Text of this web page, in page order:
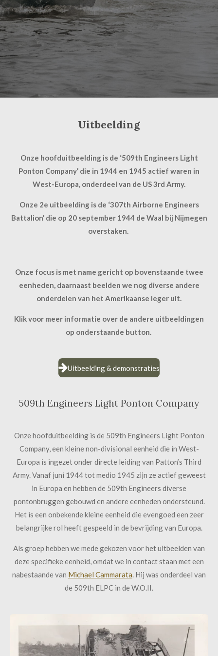
Uitbeelding
Onze hoofduitbeelding is de ‘509th Engineers Light
Ponton Company’ die in 1944 en 1945 actief waren in
West-Europa, onderdeel van de US 3rd Army.
Onze 2e uitbeelding is de ‘307th Airborne Engineers
Battalion’ die op 20 september 1944 de Waal bij Nijmegen
overstaken.
Onze focus is met name gericht op bovenstaande twee
eenheden, daarnaast beelden we nog diverse andere
onderdelen van het Amerikaanse leger uit.
Klik voor meer informatie over de andere uitbeeldingen
op onderstaande button.
Uitbeelding & demonstraties
509th Engineers Light Ponton Company
Onze hoofduitbeelding is de 509th Engineers Light Ponton
Company, een kleine non-divisional eenheid die in West-
Europa is ingezet onder directe leiding van Patton’s Third
Army. Vanaf juni 1944 tot medio 1945 zijn ze actief geweest
in Europa en hebben de 509th Engineers diverse
pontonbruggen gebouwd en andere eenheden ondersteund.
Het is een onbekende kleine eenheid die evengoed een zeer
belangrijke rol heeft gespeeld in de bevrijding van Europa.
Als groep hebben we mede gekozen voor het uitbeelden van
deze specifieke eenheid, omdat we in contact staan met een
nabestaande van Michael Cammarata. Hij was onderdeel van
de 509th ELPC in de W.O.II.